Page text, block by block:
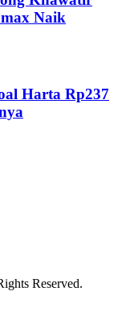
Naik
Harta Rp237
Reserved.